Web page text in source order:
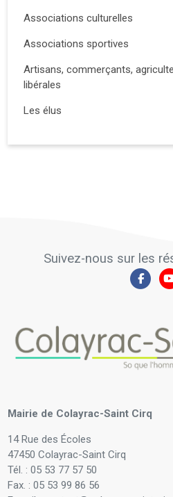
Associations culturelles
Associations sportives
Artisans, commerçants,
libérales
Les élus
Suivez-nous sur les
Mairie de Colayrac-Saint Cirq
14 Rue des Écoles
47450 Colayrac-Saint Cirq
Tél. : 05 53 77 57 50
Fax. : 05 53 99 86 56